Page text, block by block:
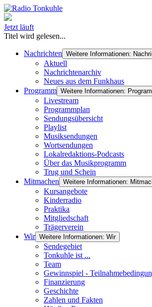
Jetzt läuft
Titel wird gelesen...
Nachrichten Weitere Informationen:
Aktuell
Nachrichtenarchiv
Neues aus dem Funkhaus
Programm Weitere Informationen:
Livestream
Programmplan
Sendungsübersicht
Playlist
Musiksendungen
Wortsendungen
Lokalredaktions-Podcasts
Über das Musikprogramm
Trug und Schein
Mitmachen Weitere Informationen:
Kursangebote
Kinderradio
Praktika
Mitgliedschaft
Trägerverein
Wir Weitere Informationen: Wir
Sendegebiet
Tonkuhle ist ...
Team
Gewinnspiel -
Finanzierung
Geschichte
Zahlen und Fakten